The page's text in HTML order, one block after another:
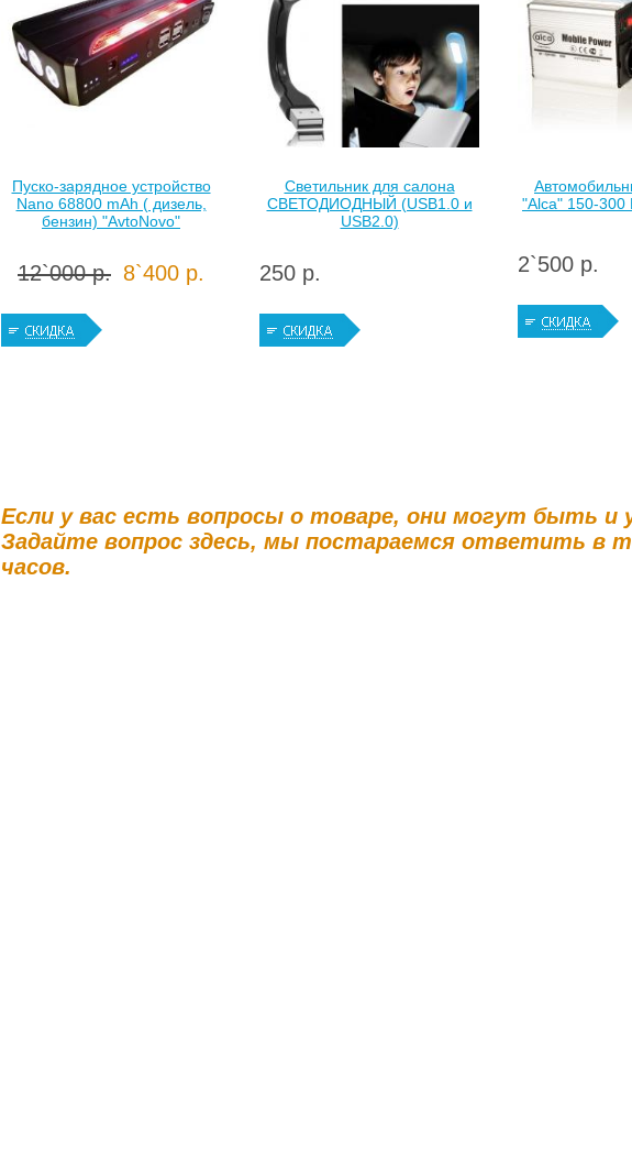
Пуско-зарядное устройство
Nano 68800 mAh ( дизель,
бензин) "AvtoNovo"
12`000 р. 8`400 р.
Светильник для салона
СВЕТОДИОДНЫЙ (USB1.0 и
USB2.0)
250 р.
"Alca" 150-300
2`500 р.
Если у вас есть вопросы о товаре, они могут быть и
Задайте вопрос здесь, мы постараемся ответить в
часов.